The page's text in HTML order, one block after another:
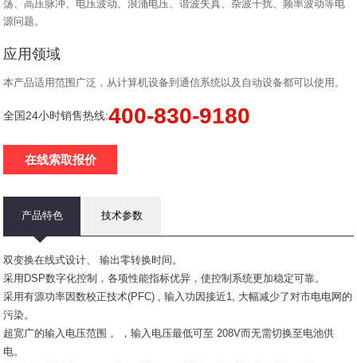
荡、高压脉冲、电压波动、浪涌电压、谐波失真、杂波干扰、频率波动等电
源问题。
应用领域
本产品适用范围广泛，从计算机设备到通信系统以及自动设备都可以使用。
全国24小时销售热线:400-830-9180
在线索取报价
产品特色 技术参数
双变换在线式设计、 输出零转换时间。
采用DSP数字化控制，各项性能指标优异，使控制系统更加稳定可靠。
采用有源功率因数校正技术(PFC) , 输入功因接近1, 大幅减少了对市电电网的
污染。
超宽广的输入电压范围， ，输入电压最低可至 208V而无需切换至电池供
电。